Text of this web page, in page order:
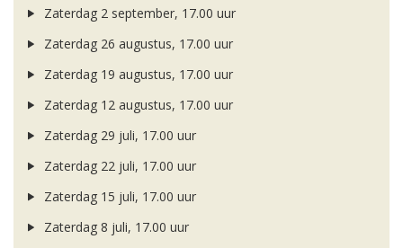
Zaterdag 2 september, 17.00 uur
Zaterdag 26 augustus, 17.00 uur
Zaterdag 19 augustus, 17.00 uur
Zaterdag 12 augustus, 17.00 uur
Zaterdag 29 juli, 17.00 uur
Zaterdag 22 juli, 17.00 uur
Zaterdag 15 juli, 17.00 uur
Zaterdag 8 juli, 17.00 uur